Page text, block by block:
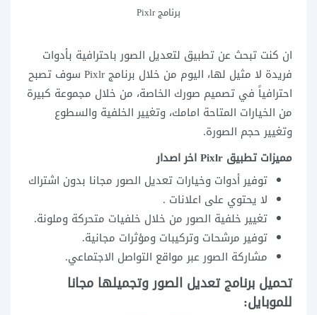
برنامج Pixlr
ان كنت تبحث عن تطبيق لتعديل الصور باحترافية بأدوات
فريدة لا مثيل لها، اليوم من خلال برنامج Pixlr سوف تصبح
احترافياً في تصميم صورك الخاصة، من خلال مجموعة كبيرة
من الخيارات المتاحة امامك، وتغيير الخلفية والسطوع
وتغيير حجم الصورة.
مميزات تطبيق Pixlr اخر اصدار
توفير أدوات وخيارات تعديل الصور مجانا بدون اشتراك
لا يحتوي على اعلانات .
تغيير خلفية الصور من خلال خلفيات متحركة وملونة.
توفير مرشحات وتركيبات ومؤثرات مجانية.
مشاركة الصور عبر مواقع التواصل الاجتماعي.
تحميل برنامج تعديل الصور وتجميلها مجانا
للموبايل: